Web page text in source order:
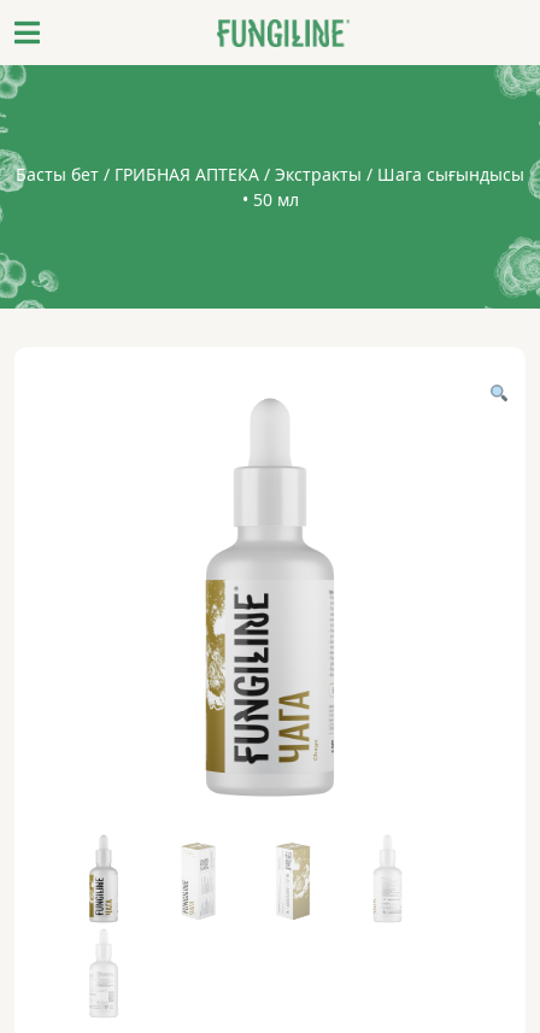
Басты бет / ГРИБНАЯ АПТЕКА / Экстракты / Шага сығындысы
• 50 мл